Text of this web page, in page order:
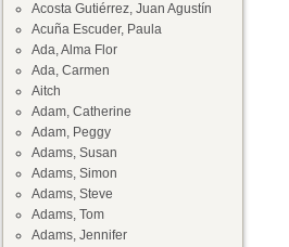
Acosta Gutiérrez, Juan Agustín
Acuña Escuder, Paula
Ada, Alma Flor
Ada, Carmen
Aitch
Adam, Catherine
Adam, Peggy
Adams, Susan
Adams, Simon
Adams, Steve
Adams, Tom
Adams, Jennifer